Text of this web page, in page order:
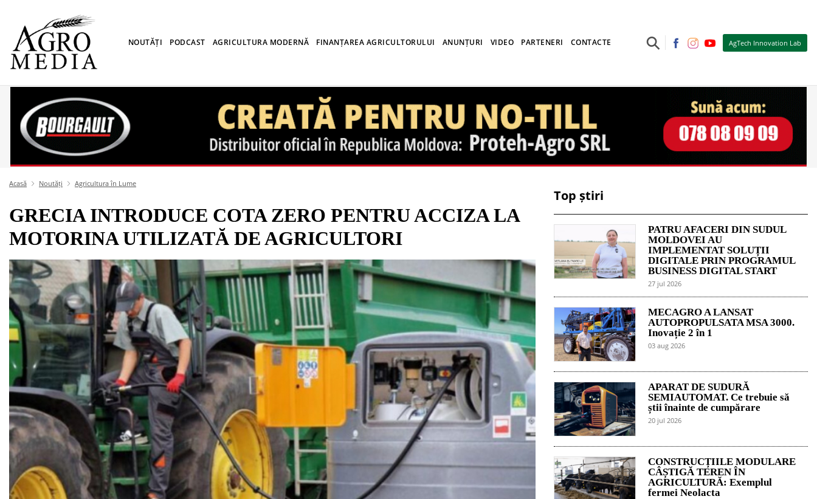
NOUTĂȚI PODCAST AGRICULTURA MODERNĂ FINANȚAREA AGRICULTORULUI ANUNȚURI VIDEO PARTENERI CONTACTE ⚲ AgTech Innovation Lab
Acasă Noutăți Agricultura în Lume
GRECIA INTRODUCE COTA ZERO PENTRU ACCIZA LA
MOTORINA UTILIZATĂ DE AGRICULTORI
Top știri
PATRU AFACERI DIN SUDUL
MOLDOVEI AU
IMPLEMENTAT SOLUȚII
DIGITALE PRIN PROGRAMUL
BUSINESS DIGITAL START
27 jul 2026
MECAGRO A LANSAT
AUTOPROPULSATA MSA 3000.
Inovație 2 în 1
03 aug 2026
APARAT DE SUDURĂ
SEMIAUTOMAT. Ce trebuie să
știi înainte de cumpărare
20 jul 2026
CONSTRUCȚIILE MODULARE
CÂȘTIGĂ TEREN ÎN
AGRICULTURĂ: Exemplul
fermei Neolacta